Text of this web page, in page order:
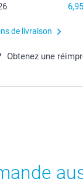
6,95
de livraison
Obtenez une